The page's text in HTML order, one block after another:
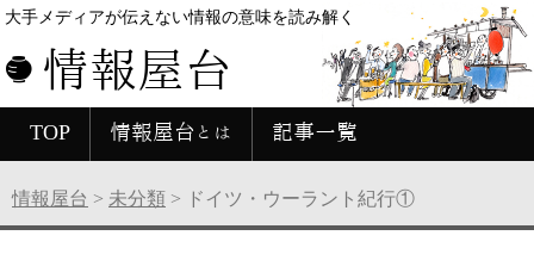
大手メディアが伝えない情報の意味を読み解く
情報屋台
TOP 情報屋台とは 記事一覧
情報屋台 > 未分類 > ドイツ・ウーラント紀行①